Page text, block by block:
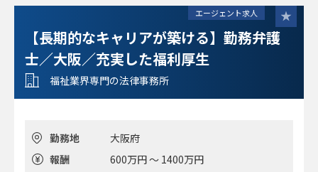
エージェント求人
【長期的なキャリアが築ける】勤務弁護
士／大阪／充実した福利厚生
福祉業界専門の法律事務所
勤務地
大阪府
報酬
600万円 ～ 1400万円